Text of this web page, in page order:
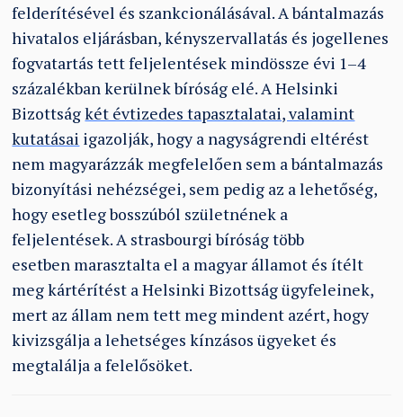
felderítésével és szankcionálásával. A bántalmazás
hivatalos eljárásban, kényszervallatás és jogellenes
fogvatartás tett feljelentések mindössze évi 1–4
százalékban kerülnek bíróság elé. A Helsinki
Bizottságkét évtizedes tapasztalatai, valamint
kutatásai igazolják, hogy a nagyságrendi eltérést
nem magyarázzák megfelelően sem a bántalmazás
bizonyítási nehézségei, sem pedig az a lehetőség,
hogy esetleg bosszúból születnének a
feljelentések. A strasbourgi bíróság több
esetben marasztalta el a magyar államot és ítélt
meg kártérítést a Helsinki Bizottság ügyfeleinek,
mert az állam nem tett meg mindent azért, hogy
kivizsgálja a lehetséges kínzásos ügyeket és
megtalálja a felelősöket.